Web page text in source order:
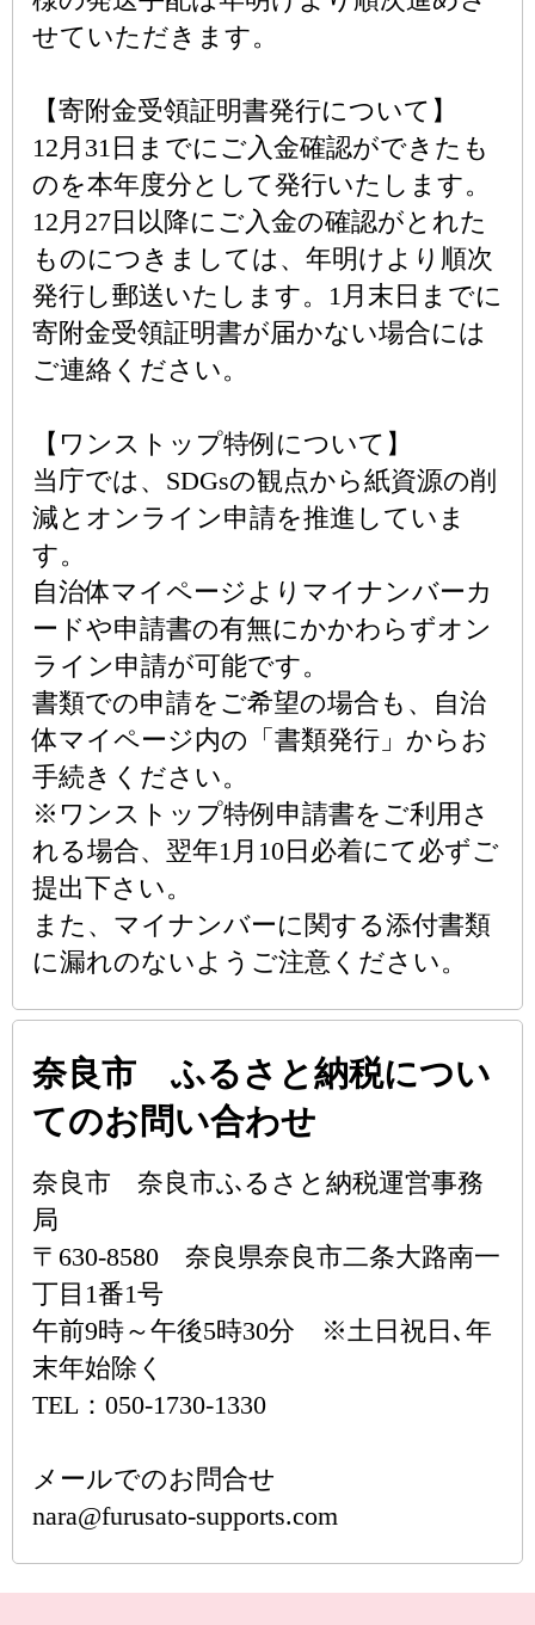
せていただきます。
【寄附金受領証明書発行について】
12月31日までにご入金確認ができたも
のを本年度分として発行いたします。
12月27日以降にご入金の確認がとれた
ものにつきましては、年明けより順次
発行し郵送いたします。1月末日までに
寄附金受領証明書が届かない場合には
ご連絡ください。
【ワンストップ特例について】
当庁では、SDGsの観点から紙資源の削
減とオンライン申請を推進していま
す。
自治体マイページよりマイナンバーカ
ードや申請書の有無にかかわらずオン
ライン申請が可能です。
書類での申請をご希望の場合も、自治
体マイページ内の「書類発行」からお
手続きください。
※ワンストップ特例申請書をご利用さ
れる場合、翌年1月10日必着にて必ずご
提出下さい。
また、マイナンバーに関する添付書類
に漏れのないようご注意ください。
奈良市 ふるさと納税につい
てのお問い合わせ
奈良市 奈良市ふるさと納税運営事務
局
〒630-8580 奈良県奈良市二条大路南一
丁目1番1号
午前9時～午後5時30分 ※土日祝日､年
末年始除く
TEL：050-1730-1330
メールでのお問合せ
nara@furusato-supports.com